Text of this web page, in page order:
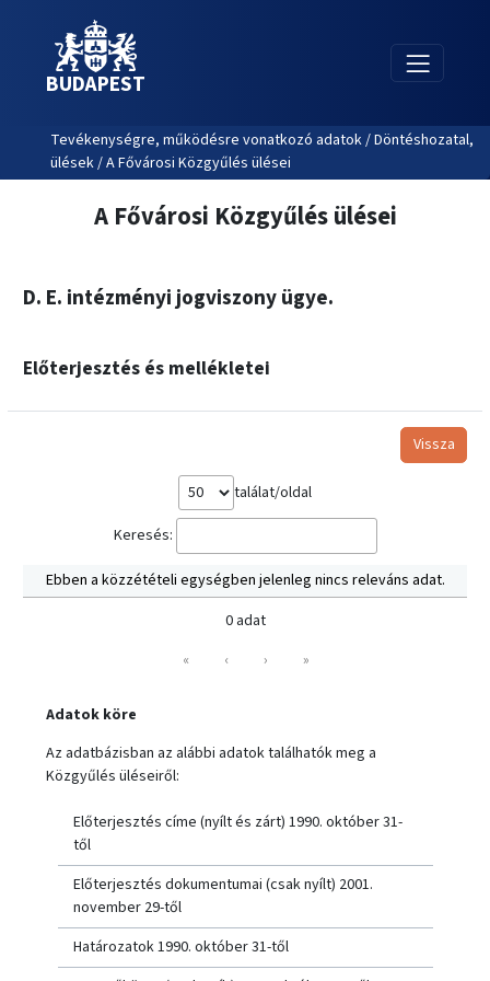
BUDAPEST
Tevékenységre, működésre vonatkozó adatok / Döntéshozatal,
ülések / A Fővárosi Közgyűlés ülései
A Fővárosi Közgyűlés ülései
D. E. intézményi jogviszony ügye.
Előterjesztés és mellékletei
Vissza
találat/oldal
Keresés:
Ebben a közzétételi egységben jelenleg nincs releváns adat.
0 adat
«
‹ › »
Adatok köre
Az adatbázisban az alábbi adatok találhatók meg a
Közgyűlés üléseiről:
Előterjesztés címe (nyílt és zárt) 1990. október 31-
től
Előterjesztés dokumentumai (csak nyílt) 2001.
november 29-től
Határozatok 1990. október 31-től